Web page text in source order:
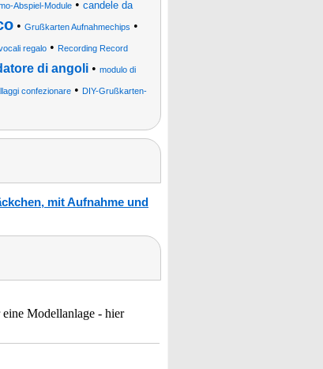
Abspiel-Module • candele da
• Grußkarten Aufnahmechips •
regalo• Recording Record
di angoli• modulo di
confezionare• DIY-Grußkarten-
mit Aufnahme und
Modellanlage - hier